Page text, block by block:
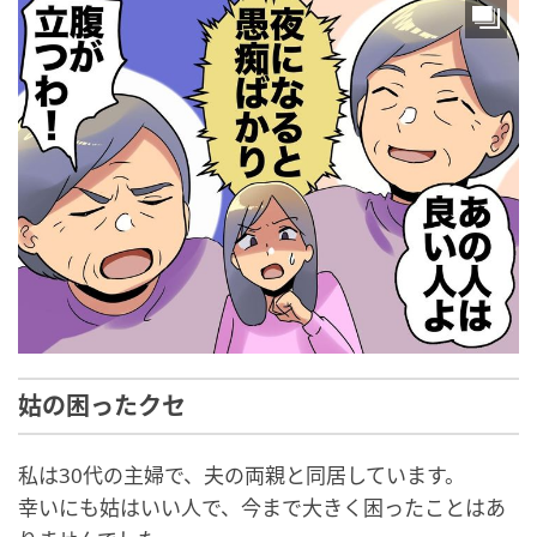
姑の困ったクセ
私は30代の主婦で、夫の両親と同居しています。
幸いにも姑はいい人で、今まで大きく困ったことはあ